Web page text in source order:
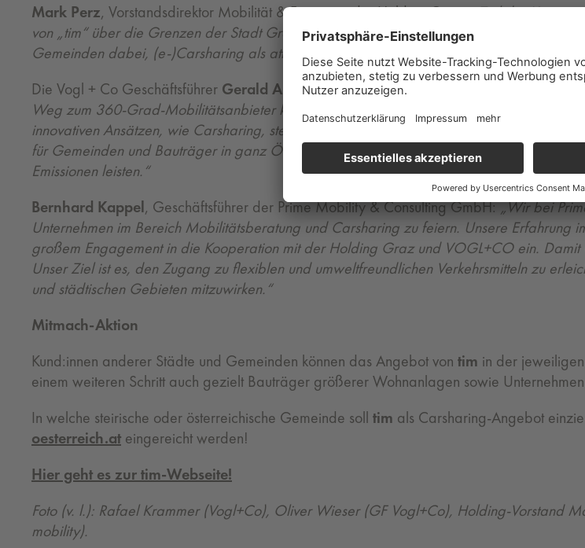
Mark Perz, Vorstandsdirektor Mobilität & Freizeit in der Holding Graz:„Ziel der
von „tim“ über die Grenzen der Stadt Graz hinaus noch bekannter zu machen und zu
Gemeinden dabei, (e-)Carsharing als attraktive Option für ihre Bewohner:innen
Die Vogl + Co Geschäftsführer Gerald Auer und Oliver Wieser
„Mit der
Weg zum 360-Grad-Mobilitätsanbieter konsequent fort. Die Verbindung einer großen
innovativen Ansätzen, wie Carsharing, stellt eine optimale Ergänzung im
für Gemeinden und Bauträger in ganz Österreich, welche zukünftig einen wichtigen
Emissionen leisten.“
Bernhard Kappel, Geschäftsführer der Prime Mobility & Consulting GmbH:„Wir bei
Unternehmen im Bereich Mobilitätsberatung und Carsharing zu feiern. Unsere Erfahrung
großem Engagement in die Kooperation mit der Holding Graz und VOGL+CO ein.
Unser Ziel ist es, den Zugang zu flexiblen und umweltfreundlichen Verkehrsmitteln zu
und städtischen Gebieten mitzuwirken.“
Mitmach-Aktion
Kund:innen anderer Städte und Gemeinden können das Angebot von tim in der
einem weiteren Schritt auch gezielt Bauträger größerer Wohnanlagen sowie
In welche steirische oder österreichische Gemeinde soll tim als Carsharing-Angebot
oesterreich.at eingereicht werden!
Hier geht es zur tim-Webseite!
Foto (v. l.): Rafael Krammer (Vogl+Co), Oliver Wieser (GF Vogl+Co), Holding-Vorstand
mobility).